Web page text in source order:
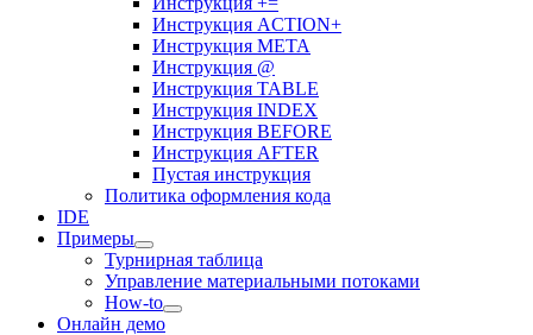
Инструкция ACTION+
Инструкция META
Инструкция @
Инструкция TABLE
Инструкция INDEX
Инструкция BEFORE
Инструкция AFTER
Пустая инструкция
Политика оформления кода
IDE
Примеры
Турнирная таблица
Управление материальными потоками
How-to
Онлайн демо